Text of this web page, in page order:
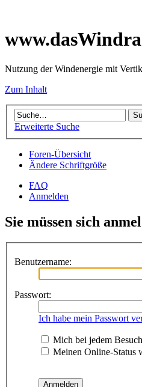
Nutzung der Windenergie mit
Zum Inhalt
Erweiterte Suche
Foren-Übersicht
Ändere Schriftgröße
FAQ
Anmelden
Sie müssen sich
Benutzername:
Passwort:
Ich habe mein Passwort
Mich bei jedem
Meinen Online-Status